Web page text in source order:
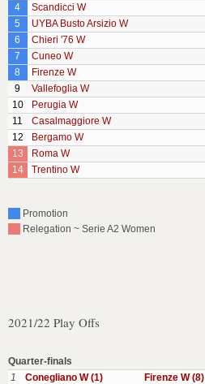
4
Scandicci W
5
UYBA Busto Arsizio W
6
Chieri '76 W
7
Cuneo W
8
Firenze W
9
Vallefoglia W
10
Perugia W
11
Casalmaggiore W
12
Bergamo W
13
Roma W
14
Trentino W
Promotion
Relegation ~ Serie A2 Women
2021/22 Play Offs
Quarter-finals
1
Conegliano W (1) Firenze W (8)